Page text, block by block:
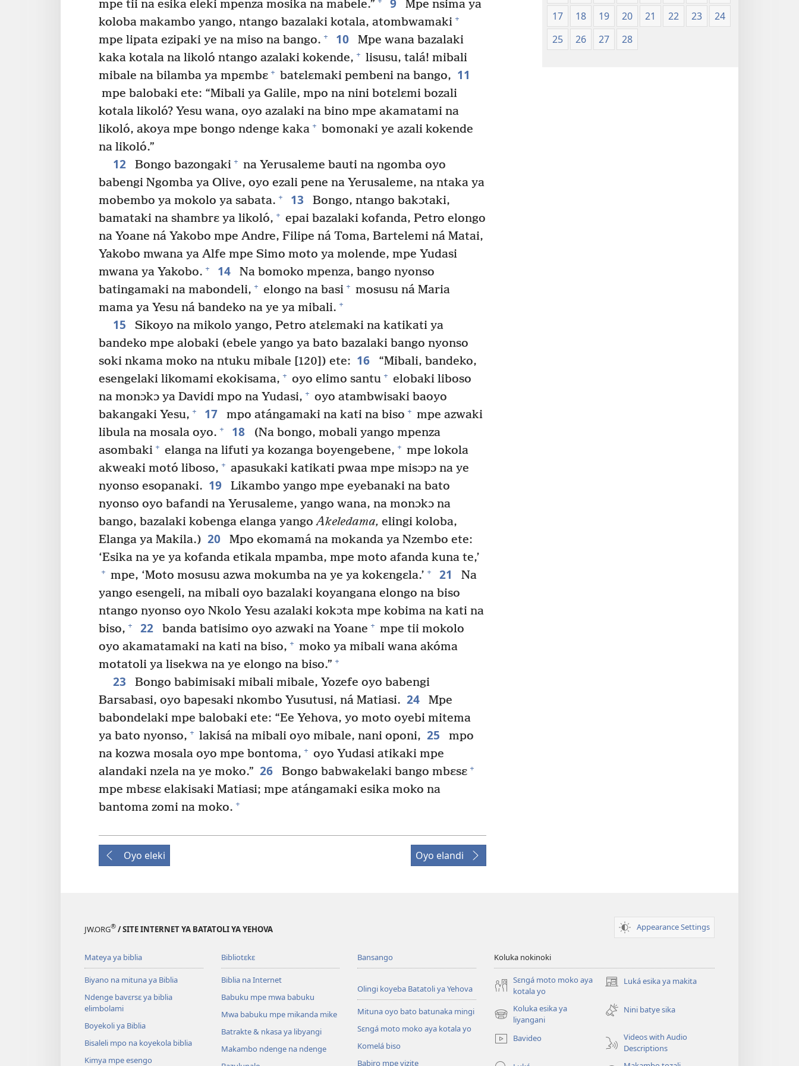
mpe tii na esika eleki mpenza mosika na mabele.”
Mpe nsima ya
koloba makambo yango, ntango bazalaki kotala, atombwamaki +
mpe lipata ezipaki ye na miso na bango. + 10
Mpe wana bazalaki
kaka kotala na likoló ntango azalaki kokende, + lisusu, talá! mibali
mibale na bilamba ya mpɛmbɛ + batɛlɛmaki pembeni na bango, 11
mpe balobaki ete: “Mibali ya Galile, mpo na nini botɛlɛmi bozali
kotala likoló? Yesu wana, oyo azalaki na bino mpe akamatami na
likoló, akoya mpe bongo ndenge kaka + bomonaki ye azali kokende
na likoló.”
12 Bongo bazongaki + na Yerusaleme bauti na ngomba oyo
babengi Ngomba ya Olive, oyo ezali pene na Yerusaleme, na ntaka ya
mobembo ya mokolo ya sabata. + 13
Bongo, ntango bakɔtaki,
bamataki na shambrɛ ya likoló, + epai bazalaki kofanda, Petro elongo
na Yoane ná Yakobo mpe Andre, Filipe ná Toma, Bartelemi ná Matai,
Yakobo mwana ya Alfe mpe Simo moto ya molende, mpe Yudasi
mwana ya Yakobo. + 14
Na bomoko mpenza, bango nyonso
batingamaki na mabondeli, + elongo na basi + mosusu ná Maria
mama ya Yesu ná bandeko na ye ya mibali. +
15
Sikoyo na mikolo yango, Petro atɛlɛmaki na katikati ya
bandeko mpe alobaki (ebele yango ya bato bazalaki bango nyonso
soki nkama moko na ntuku mibale [120]) ete: 16
“Mibali, bandeko,
esengelaki likomami ekokisama, + oyo elimo santu + elobaki liboso
na monɔkɔ ya Davidi mpo na Yudasi, + oyo atambwisaki baoyo
bakangaki Yesu, + 17 mpo atángamaki na kati na biso + mpe azwaki
libula na mosala oyo. + 18
(Na bongo, mobali yango mpenza
asombaki + elanga na lifuti ya kozanga boyengebene, + mpe lokola
akweaki motó liboso, + apasukaki katikati pwaa mpe misɔpɔ na ye
nyonso esopanaki. 19
Likambo yango mpe eyebanaki na bato
nyonso oyo bafandi na Yerusaleme, yango wana, na monɔkɔ na
bango, bazalaki kobenga elanga yangoAkeledama, elingi koloba,
Elanga ya Makila.) 20
Mpo ekomamá na mokanda ya Nzembo ete:
‘Esika na ye ya kofanda etikala mpamba, mpe moto afanda kuna te,’
+ mpe, ‘Moto mosusu azwa mokumba na ye ya kokɛngɛla.’ + 21
Na
yango esengeli, na mibali oyo bazalaki koyangana elongo na biso
ntango nyonso oyo Nkolo Yesu azalaki kokɔta mpe kobima na kati na
biso, + 22 banda batisimo oyo azwaki na Yoane + mpe tii mokolo
oyo akamatamaki na kati na biso, + moko ya mibali wana akóma
motatoli ya lisekwa na ye elongo na biso.” +
23
Bongo babimisaki mibali mibale, Yozefe oyo babengi
Barsabasi, oyo bapesaki nkombo Yusutusi, ná Matiasi. 24
Mpe
babondelaki mpe balobaki ete: “Ee Yehova, yo moto oyebi mitema
ya bato nyonso, + lakisá na mibali oyo mibale, nani oponi, 25
mpo
na kozwa mosala oyo mpe bontoma, + oyo Yudasi atikaki mpe
alandaki nzela na ye moko.” 26 Bongo babwakelaki bango mbɛsɛ +
mpe mbɛsɛ elakisaki Matiasi; mpe atángamaki esika moko na
bantoma zomi na moko. +
Oyo eleki Oyo elandi
17
18 19 20 21 22 23
24
25
26 27 28
JW.ORG® / SITE INTERNET YA BATATOLI YA YEHOVA Appearance Settings
Mateya ya biblia
Biyano na mituna ya Biblia
Ndenge bavɛrsɛ ya biblia
elimbolami
Boyekoli ya Biblia
Bisaleli mpo na koyekola biblia
Kimya mpe esengo
Bibliotɛkɛ
Biblia na Internet
Babuku mpe mwa babuku
Mwa babuku mpe mikanda mike
Batrakte & nkasa ya libyangi
Makambo ndenge na ndenge
Bansango
Olingi koyeba Batatoli ya Yehova
Mituna oyo bato batunaka mingi
Sɛngá moto moko aya kotala yo
Komelá biso
Babiro mpe vizite
Koluka nokinoki
Sɛngá moto moko aya
kotala yo
Luká esika ya makita
(fungolá
mosusu)
Koluka esika ya
liyangani
(fungolá
mosusu)
Nini batye sika
Bavideo
Videos with Audio
Descriptions